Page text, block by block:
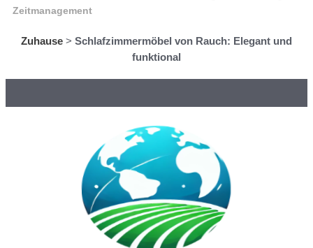
Zeitmanagement
Zuhause > Schlafzimmermöbel von Rauch: Elegant und
funktional